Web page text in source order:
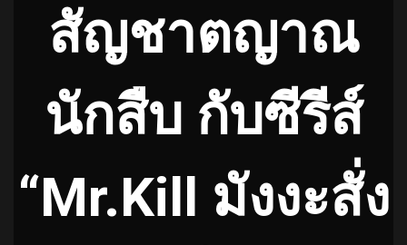
สัญชาตญาณ
นักสืบ กับซีรีส์
“Mr.Kill มังงะสั่ง